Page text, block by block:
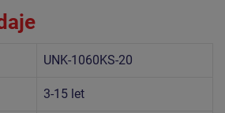
UNK-1060KS-20
3-15 let